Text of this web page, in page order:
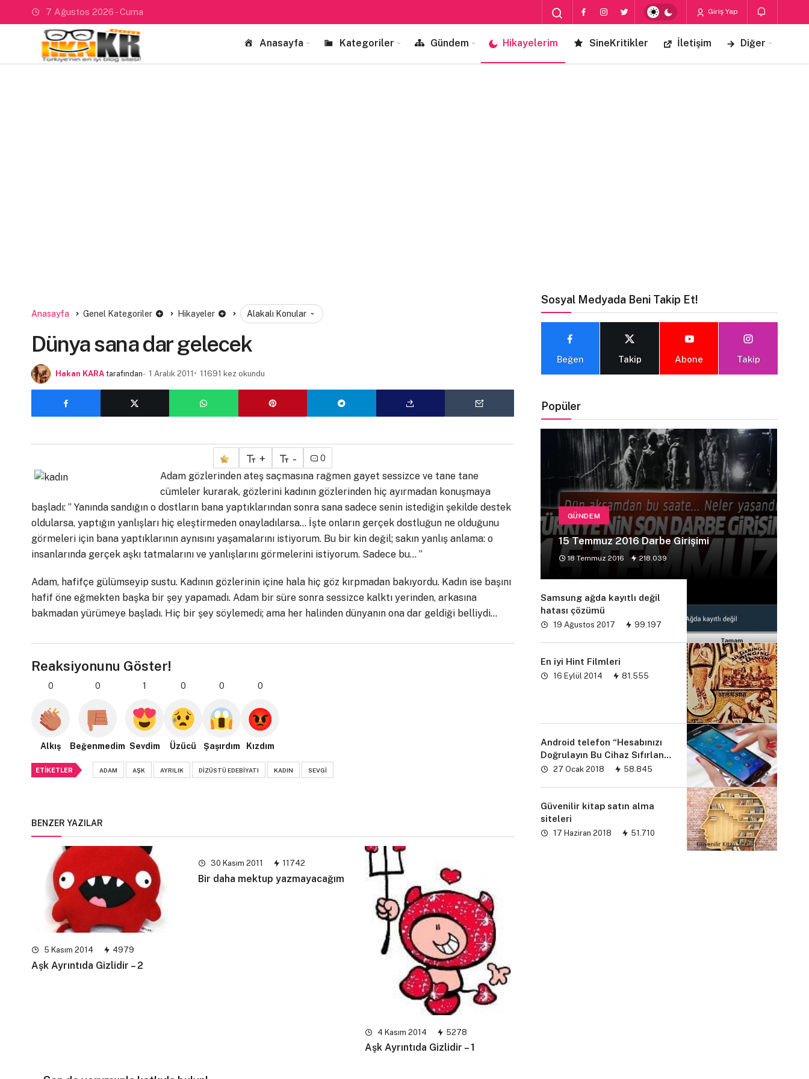
7 Ağustos 2026 - Cuma Giriş Yap
Anasayfa Kategoriler Gündem Hikayelerim SineKritikler İletişim Diğer
Anasayfa Genel Kategoriler Hikayeler Alakalı Konular
Dünya sana dar gelecek
Hakan KARA tarafından 1 Aralık 2011 11691 kez okundu
+ - 0
Adam gözlerinden ateş saçmasına rağmen gayet sessizce ve tane tane
cümleler kurarak, gözlerini kadının gözlerinden hiç ayırmadan konuşmaya
başladı: ” Yanında sandığın o dostların bana yaptıklarından sonra sana sadece senin istediğin şekilde destek
oldularsa, yaptığın yanlışları hiç eleştirmeden onayladılarsa… İşte onların gerçek dostluğun ne olduğunu
görmeleri için bana yaptıklarının aynısını yaşamalarını istiyorum. Bu bir kin değil; sakın yanlış anlama: o
insanlarında gerçek aşkı tatmalarını ve yanlışlarını görmelerini istiyorum. Sadece bu… ”
Adam, hafifçe gülümseyip sustu. Kadının gözlerinin içine hala hiç göz kırpmadan bakıyordu. Kadın ise başını
hafif öne eğmekten başka bir şey yapamadı. Adam bir süre sonra sessizce kalktı yerinden, arkasına
bakmadan yürümeye başladı. Hiç bir şey söylemedi; ama her halinden dünyanın ona dar geldiği belliydi…
Reaksiyonunu Göster!
0
Alkış
0
Beğenmedim
1
Sevdim
0
Üzücü
0
Şaşırdım
0
Kızdım
ETIKETLER ADAM AŞK AYRILIK DIZÜSTÜ EDEBIYATI KADIN SEVGI
BENZER YAZILAR
5 Kasım 2014 4979
Aşk Ayrıntıda Gizlidir – 2
30 Kasım 2011 11742
Bir daha mektup yazmayacağım
4 Kasım 2014 5278
Aşk Ayrıntıda Gizlidir – 1
Sosyal Medyada Beni Takip Et!
Beğen Takip Abone Takip
Popüler
GÜNDEM
15 Temmuz 2016 Darbe Girişimi
18 Temmuz 2016 218.039
Samsung ağda kayıtlı değil
hatası çözümü
19 Ağustos 2017 99.197
En iyi Hint Filmleri
16 Eylül 2014 81.555
Android telefon “Hesabınızı
Doğrulayın Bu Cihaz Sıfırlandı
sorunu” çözümü
27 Ocak 2018 58.845
Güvenilir kitap satın alma
siteleri
17 Haziran 2018 51.710